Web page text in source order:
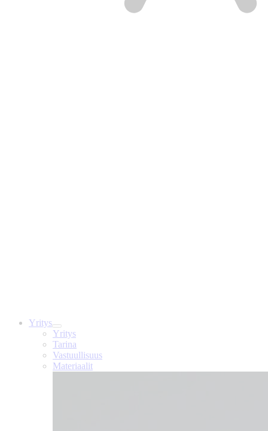
Yritys
Yritys
Tarina
Vastuullisuus
Materiaalit